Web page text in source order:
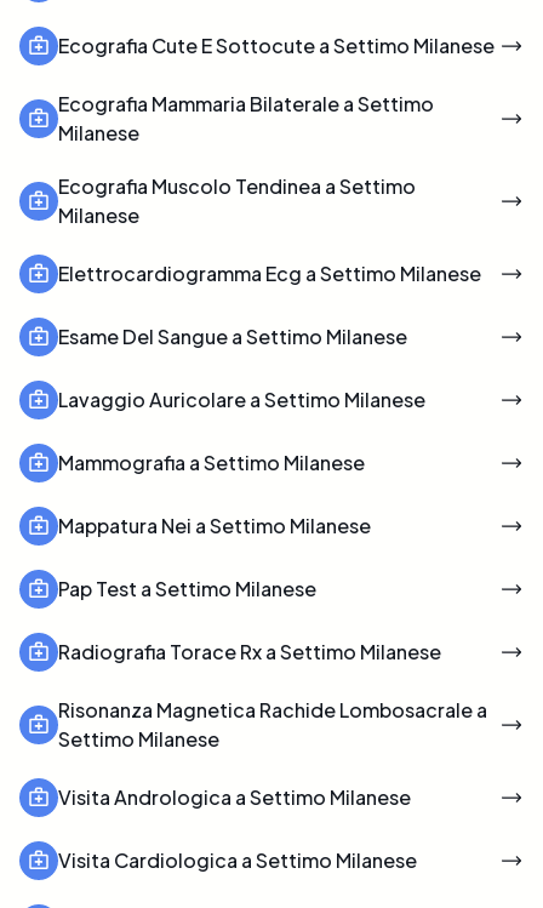
Ecografia Cute E Sottocute a Settimo Milanese
Ecografia Mammaria Bilaterale a Settimo
Milanese
Ecografia Muscolo Tendinea a Settimo
Milanese
Elettrocardiogramma Ecg a Settimo Milanese
Esame Del Sangue a Settimo Milanese
Lavaggio Auricolare a Settimo Milanese
Mammografia a Settimo Milanese
Mappatura Nei a Settimo Milanese
Pap Test a Settimo Milanese
Radiografia Torace Rx a Settimo Milanese
Risonanza Magnetica Rachide Lombosacrale a
Settimo Milanese
Visita Andrologica a Settimo Milanese
Visita Cardiologica a Settimo Milanese